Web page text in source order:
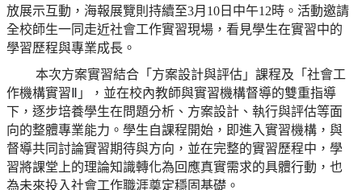
放展示互動，海報展覽則持續至3月10日中午12時。活動邀請
全校師生一同走近社會工作實習現場，看見學生在實習中的
學習歷程與專業成長。
本次方案實習結合「方案設計與評估」課程及「社會工
作機構實習
」，並在校內教師與實習機構督導的雙重指導
下，逐步培養學生在問題分析、方案設計、執行與評估等面
向的整體專業能力。學生自課程開始，即進入實習機構，與
督導共同討論實習期待與方向，並在完整的實習歷程中，學
習將課堂上的理論知識轉化為回應真實需求的具體行動，也
為未來投入社會工作職涯奠定穩固基礎。